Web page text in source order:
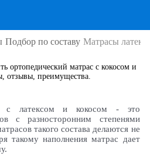
Подбор по составу Матрасы латекс
ортопедический матрас с кокосом и
отзывы, преимущества.
с латексом и кокосом - это
с разносторонним степенями
такого состава делаются не
такому наполнения матрас дает